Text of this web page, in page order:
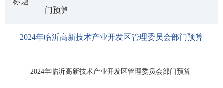
门预算
2024年临沂高新技术产业开发区管理委员会部门预算
2024年临沂高新技术产业开发区管理委员会部门预算